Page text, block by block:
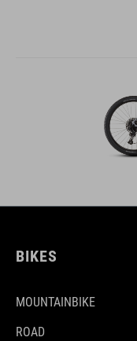
BIKES
MOUNTAINBIKE
ROAD